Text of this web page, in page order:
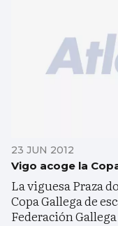
23 JUN 2012
Vigo acoge la
La viguesa Praza
Copa Gallega de
Federación